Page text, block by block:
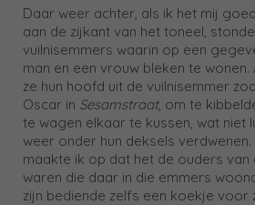
Daar weer achter, als ik het mij
aan de zijkant van het toneel,
vuilnisemmers waarin op een
man en een vrouw bleken te
ze hun hoofd uit de vuilnisemmer
Oscar in Sesamstraat, om te
te wagen elkaar te kussen, wat niet
weer onder hun deksels
maakte ik op dat het de ouders van
waren die daar in die emmers
zijn bediende zelfs een koekje voor